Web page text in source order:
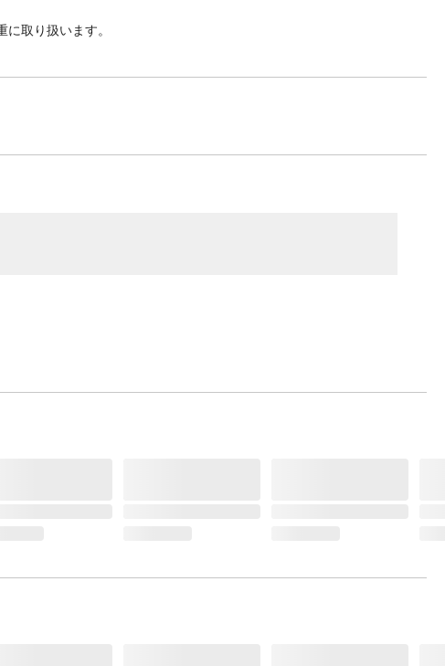
取り扱います。